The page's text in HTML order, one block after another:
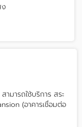
มารถใช้บริการ สระ
(อาคารเชื่อมต่อ